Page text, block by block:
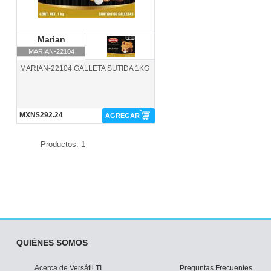
Marian
MARIAN-22104
MARIAN-22104 GALLETA SUTIDA 1KG
MXN$292.24 AGREGAR
Productos: 1
QUIÉNES SOMOS
Acerca de Versátil TI Preguntas Frecuentes